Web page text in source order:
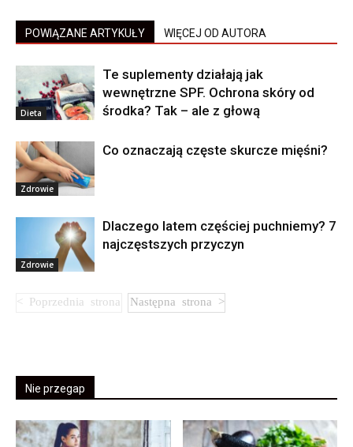
POWIĄZANE ARTYKUŁY WIĘCEJ OD AUTORA
Dieta
Te suplementy działają jak
wewnętrzne SPF. Ochrona skóry od
środka? Tak – ale z głową
Zdrowie
Co oznaczają częste skurcze mięśni?
Zdrowie
Dlaczego latem częściej puchniemy? 7
najczęstszych przyczyn
Nie przegap